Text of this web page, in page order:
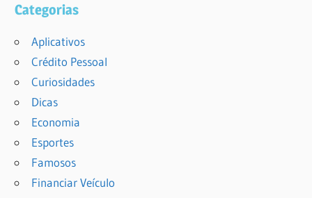
Categorias
Aplicativos
Crédito Pessoal
Curiosidades
Dicas
Economia
Esportes
Famosos
Financiar Veículo